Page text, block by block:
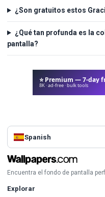
¿Son gratuitos estos
¿Qué tan profunda es la
pantalla?
⭐ Premium — 7-day
8K · ad-free · bulk tools
Spanish
Encuentra el fondo de pantalla
Explorar